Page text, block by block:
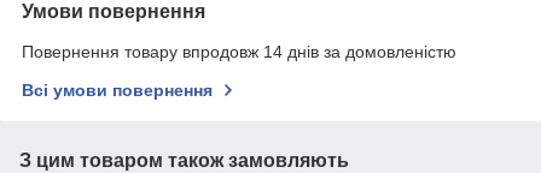
Умови повернення
Повернення товару впродовж 14 днів за домовленістю
Всі умови повернення
З цим товаром також замовляють